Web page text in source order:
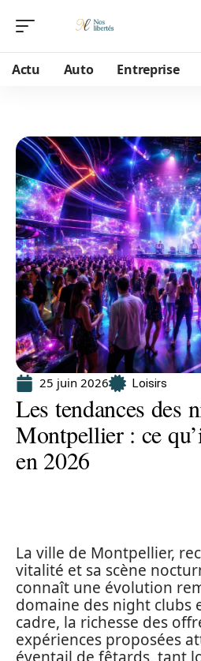
Actu Auto Entreprise
25 juin 2026 Loisirs
Les tendances des
Montpellier : ce
en 2026
La ville de Montpellier,
vitalité et sa scène
connaît une évolution
domaine des night clubs
cadre, la richesse des
expériences proposées